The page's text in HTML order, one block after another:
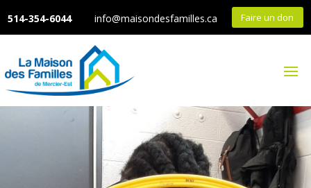
514-354-6044 info@maisondesfamilles.ca Faire un don